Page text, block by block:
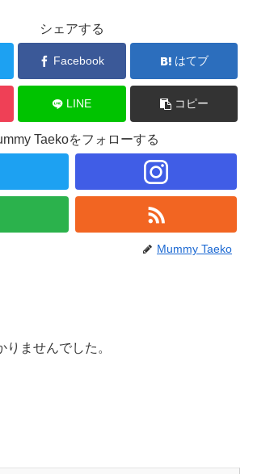
シェアする
Facebook はてブ
LINE コピー
Taekoをフォローする
Mummy Taeko
ませんでした。